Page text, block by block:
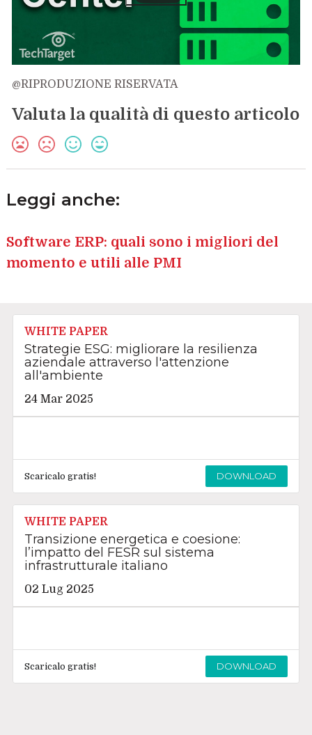
@RIPRODUZIONE RISERVATA
Valuta la qualità di questo articolo
Leggi anche:
Software ERP: quali sono i migliori del
momento e utili alle PMI
WHITE PAPER
Strategie ESG: migliorare la resilienza
aziendale attraverso l'attenzione
all'ambiente
24 Mar 2025
Scaricalo gratis! DOWNLOAD
WHITE PAPER
Transizione energetica e coesione:
l’impatto del FESR sul sistema
infrastrutturale italiano
02 Lug 2025
Scaricalo gratis! DOWNLOAD